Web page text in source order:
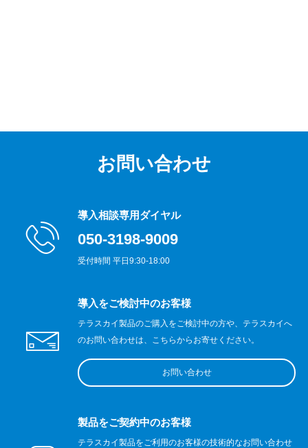
お問い合わせ
導入相談専用ダイヤル
050-3198-9009
受付時間 平日9:30-18:00
導入をご検討中のお客様
テラスカイ製品のご購入をご検討中の方や、テラスカイへ
のお問い合わせは、こちらからお寄せください。
お問い合わせ
製品をご契約中のお客様
テラスカイ製品をご利用のお客様の技術的なお問い合わせ